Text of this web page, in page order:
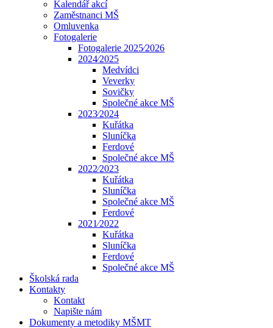
Kalendář akcí
Zaměstnanci MŠ
Omluvenka
Fotogalerie
Fotogalerie 2025⁄2026
2024⁄2025
Medvídci
Veverky
Sovičky
Společné akce MŠ
2023⁄2024
Kuřátka
Sluníčka
Ferdové
Společné akce MŠ
2022⁄2023
Kuřátka
Sluníčka
Společné akce MŠ
Ferdové
2021⁄2022
Kuřátka
Sluníčka
Ferdové
Společné akce MŠ
Školská rada
Kontakty
Kontakt
Napište nám
Dokumenty a metodiky MŠMT